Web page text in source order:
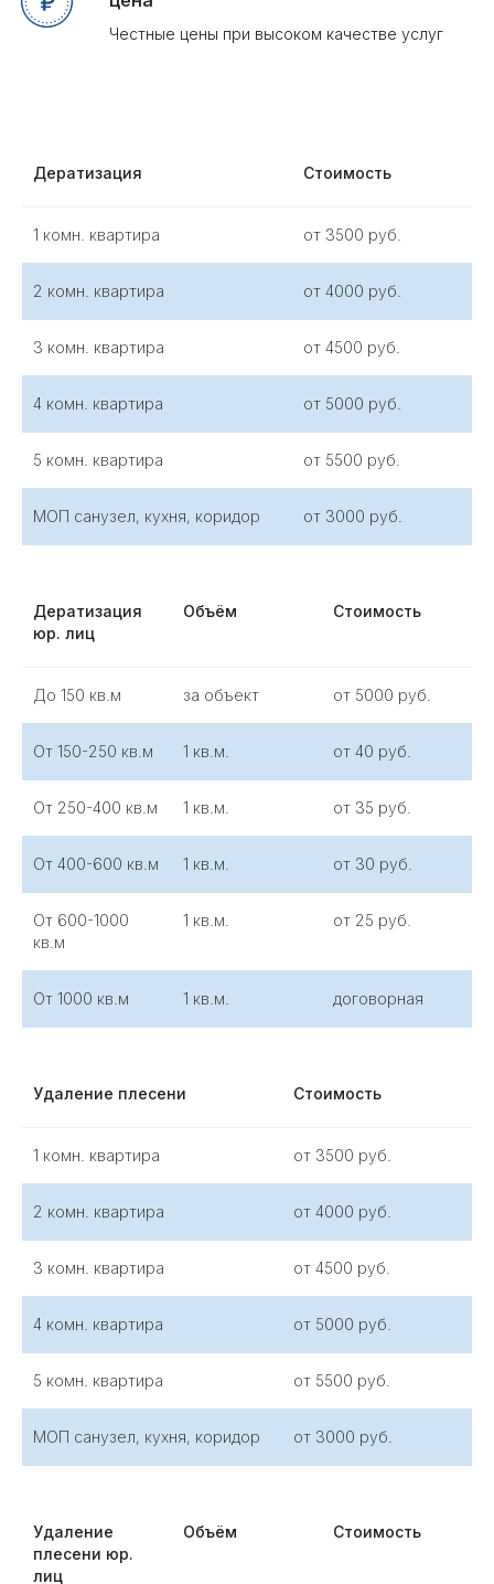
Дератизация Стоимость
1 комн. квартира от 3500 руб.
2 комн. квартира от 4000 руб.
3 комн. квартира от 4500 руб.
4 комн. квартира от 5000 руб.
5 комн. квартира от 5500 руб.
МОП санузел, кухня, коридор от 3000 руб.
Дератизация
юр. лиц
Объём Стоимость
До 150 кв.м за объект от 5000 руб.
От 150-250 кв.м 1 кв.м. от 40 руб.
От 250-400 кв.м 1 кв.м. от 35 руб.
От 400-600 кв.м 1 кв.м. от 30 руб.
От 600-1000
кв.м
1 кв.м. от 25 руб.
От 1000 кв.м 1 кв.м. договорная
Удаление плесени Стоимость
1 комн. квартира от 3500 руб.
2 комн. квартира от 4000 руб.
3 комн. квартира от 4500 руб.
4 комн. квартира от 5000 руб.
5 комн. квартира от 5500 руб.
МОП санузел, кухня, коридор от 3000 руб.
Удаление
плесени юр.
лиц
Объём Стоимость
НАША КОМПАНИЯ В СМИ